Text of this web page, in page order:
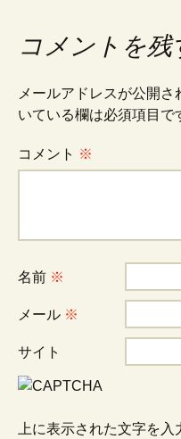
ナ
ビ
ゲ
ー
シ
ョ
ン
コメントを残
メールアドレスが公開さ
いている欄は必須項目で
コメント ※
名前 ※
メール ※
サイト
上に表示された文字を入